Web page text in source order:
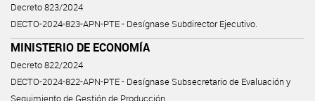
Decreto 823/2024
DECTO-2024-823-APN-PTE - Desígnase Subdirector Ejecutivo.
MINISTERIO DE ECONOMÍA
Decreto 822/2024
DECTO-2024-822-APN-PTE - Desígnase Subsecretario de Evaluación y
Seguimiento de Gestión de Producción.